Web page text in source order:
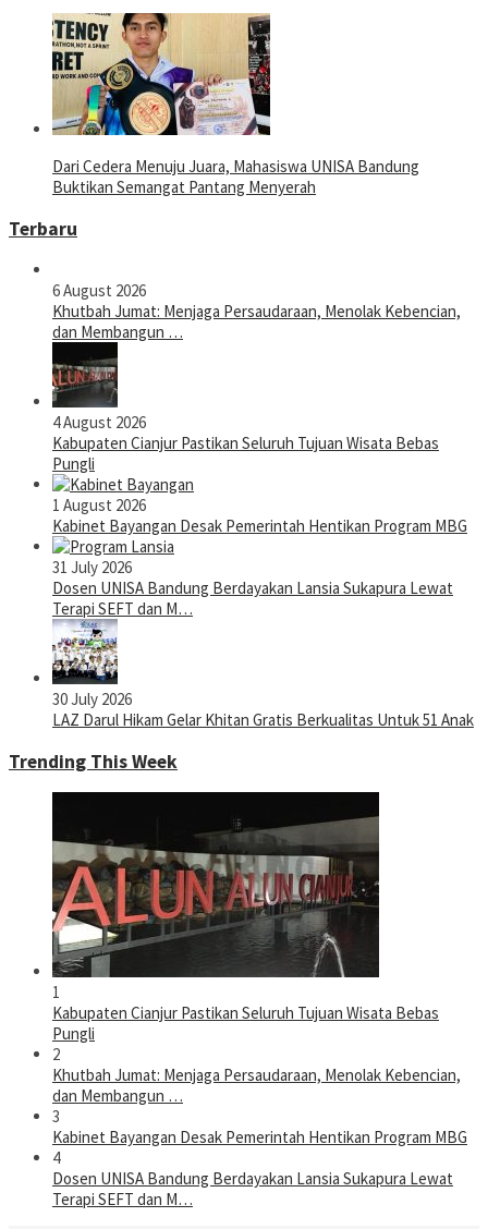
Dari Cedera Menuju Juara, Mahasiswa UNISA Bandung
Buktikan Semangat Pantang Menyerah
Terbaru
6 August 2026
Khutbah Jumat: Menjaga Persaudaraan, Menolak Kebencian,
dan Membangun …
4 August 2026
Kabupaten Cianjur Pastikan Seluruh Tujuan Wisata Bebas
Pungli
1 August 2026
Kabinet Bayangan Desak Pemerintah Hentikan Program MBG
31 July 2026
Dosen UNISA Bandung Berdayakan Lansia Sukapura Lewat
Terapi SEFT dan M…
30 July 2026
LAZ Darul Hikam Gelar Khitan Gratis Berkualitas Untuk 51 Anak
Trending This Week
1
Kabupaten Cianjur Pastikan Seluruh Tujuan Wisata Bebas
Pungli
2
Khutbah Jumat: Menjaga Persaudaraan, Menolak Kebencian,
dan Membangun …
3
Kabinet Bayangan Desak Pemerintah Hentikan Program MBG
4
Dosen UNISA Bandung Berdayakan Lansia Sukapura Lewat
Terapi SEFT dan M…